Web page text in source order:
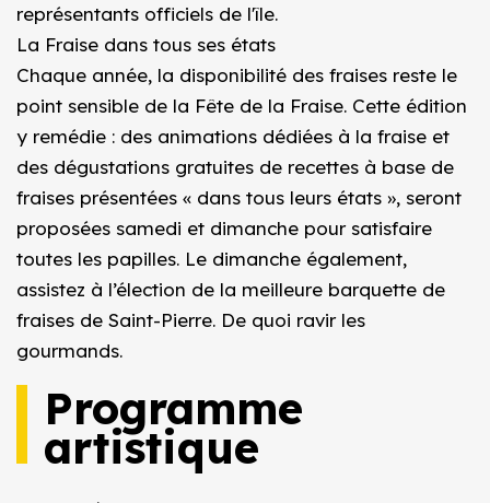
représentants officiels de l'île.
La Fraise dans tous ses états
Chaque année, la disponibilité des fraises reste le
point sensible de la Fête de la Fraise. Cette édition
y remédie : des animations dédiées à la fraise et
des dégustations gratuites de recettes à base de
fraises présentées « dans tous leurs états », seront
proposées samedi et dimanche pour satisfaire
toutes les papilles. Le dimanche également,
assistez à l’élection de la meilleure barquette de
fraises de Saint-Pierre. De quoi ravir les
gourmands.
Programme
artistique